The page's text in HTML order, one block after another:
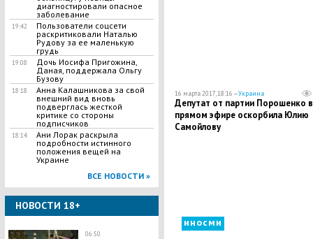
диагностировали опасное
заболевание
19:42
Пользователи соцсети
раскритиковали Наталью
Рудову за ее маленькую
грудь
19:08
Дочь Иосифа Пригожина,
Даная, поддержала Ольгу
Бузову
18:18
Анна Калашникова за свой
внешний вид вновь
подверглась жесткой
критике со стороны
подписчиков
18:14
Ани Лорак раскрыла
подробности истинного
положения вещей на
Украине
ВСЕ НОВОСТИ »
НОВОСТИ 18+
06:50
16 марта 2017, 18:16 —Украина
Депутат от партии Порошенко в
прямом эфире оскорбила Юлию
Самойлову
иносми